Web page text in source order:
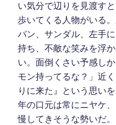
い気分で辺りを見渡す
歩いてくる人物がいる
パン、サンダル、左手
持ち、不敵な笑みを浮
い。面倒くさい予感し
モン持ってるな？」近
りに来た』という思い
年の口元は常にニヤケ
慢してきそうな勢いだ